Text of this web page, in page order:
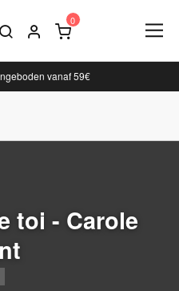
vanaf 59€
toi - Carole